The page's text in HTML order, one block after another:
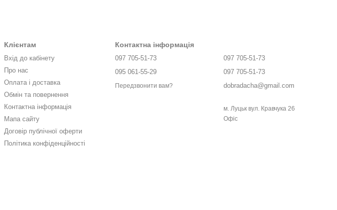
Клієнтам
Вхід до кабінету
Про нас
Оплата і доставка
Обмін та повернення
Контактна інформація
Мапа сайту
Договір публічної оферти
Політика конфіденційності
Контактна інформація
097 705-51-73
095 061-55-29
Передзвонити вам?
097 705-51-73
097 705-51-73
dobradacha@gmail.com
м. Луцьк вул. Кравчука 26
Офіс